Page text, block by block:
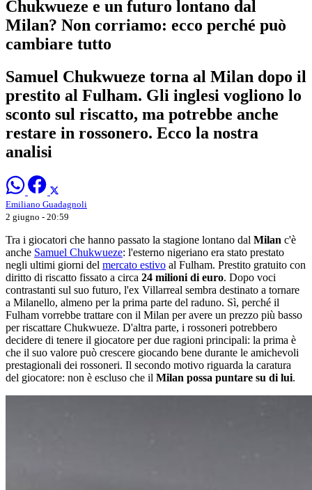
Chukwueze e un futuro lontano dal
Milan? Non corriamo: ecco perché può
cambiare tutto
Samuel Chukwueze torna al Milan dopo il
prestito al Fulham. Gli inglesi vogliono lo
sconto sul riscatto, ma potrebbe anche
restare in rossonero. Ecco la nostra
analisi
Emiliano Guadagnoli
2 giugno - 20:59
Tra i giocatori che hanno passato la stagione lontano dal Milan c'è
anche Samuel Chukwueze: l'esterno nigeriano era stato prestato
negli ultimi giorni del mercato estivo al Fulham. Prestito gratuito con
diritto di riscatto fissato a circa 24 milioni di euro. Dopo voci
contrastanti sul suo futuro, l'ex Villarreal sembra destinato a tornare
a Milanello, almeno per la prima parte del raduno. Sì, perché il
Fulham vorrebbe trattare con il Milan per avere un prezzo più basso
per riscattare Chukwueze. D'altra parte, i rossoneri potrebbero
decidere di tenere il giocatore per due ragioni principali: la prima è
che il suo valore può crescere giocando bene durante le amichevoli
prestagionali dei rossoneri. Il secondo motivo riguarda la caratura
del giocatore: non è escluso che il Milan possa puntare su di lui.